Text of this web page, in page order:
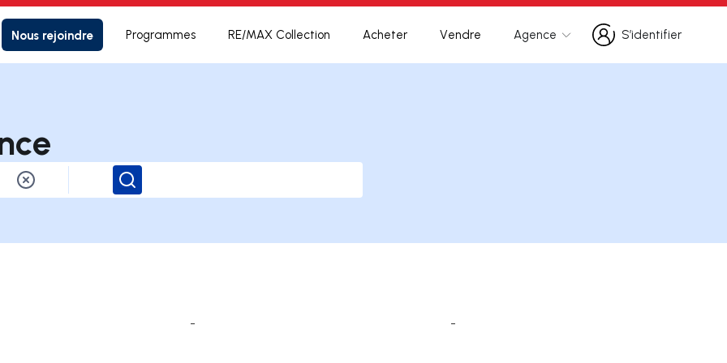
Nous rejoindre Programmes RE/MAX Collection Acheter Vendre Agence
S’identifier
S’identifier
Rechercher
- -